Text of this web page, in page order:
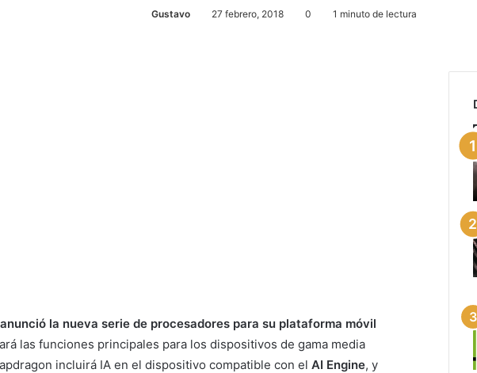
Gustavo 27 febrero, 2018 0 1 minuto de lectura
la nueva serie de procesadores para su plataforma móvil
las funciones principales para los dispositivos de gama media
incluirá IA en el dispositivo compatible con el AI Engine, y